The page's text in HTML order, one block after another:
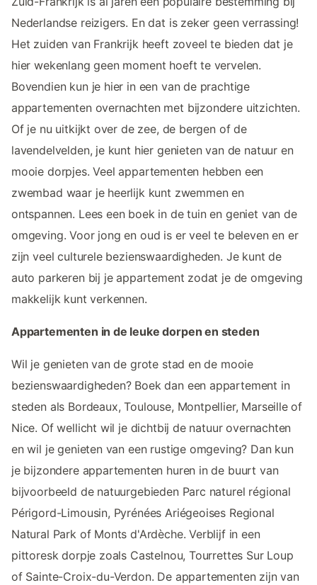
Nederlandse reizigers. En dat is zeker geen verrassing!
Het zuiden van Frankrijk heeft zoveel te bieden dat je
hier wekenlang geen moment hoeft te vervelen.
Bovendien kun je hier in een van de prachtige
appartementen overnachten met bijzondere uitzichten.
Of je nu uitkijkt over de zee, de bergen of de
lavendelvelden, je kunt hier genieten van de natuur en
mooie dorpjes. Veel appartementen hebben een
zwembad waar je heerlijk kunt zwemmen en
ontspannen. Lees een boek in de tuin en geniet van de
omgeving. Voor jong en oud is er veel te beleven en er
zijn veel culturele bezienswaardigheden. Je kunt de
auto parkeren bij je appartement zodat je de omgeving
makkelijk kunt verkennen.
Appartementen in de leuke dorpen en steden
Wil je genieten van de grote stad en de mooie
bezienswaardigheden? Boek dan een appartement in
steden als Bordeaux, Toulouse, Montpellier, Marseille of
Nice. Of wellicht wil je dichtbij de natuur overnachten
en wil je genieten van een rustige omgeving? Dan kun
je bijzondere appartementen huren in de buurt van
bijvoorbeeld de natuurgebieden Parc naturel régional
Périgord-Limousin, Pyrénées Ariégeoises Regional
Natural Park of Monts d'Ardèche. Verblijf in een
pittoresk dorpje zoals Castelnou, Tourrettes Sur Loup
of Sainte-Croix-du-Verdon. De appartementen zijn van